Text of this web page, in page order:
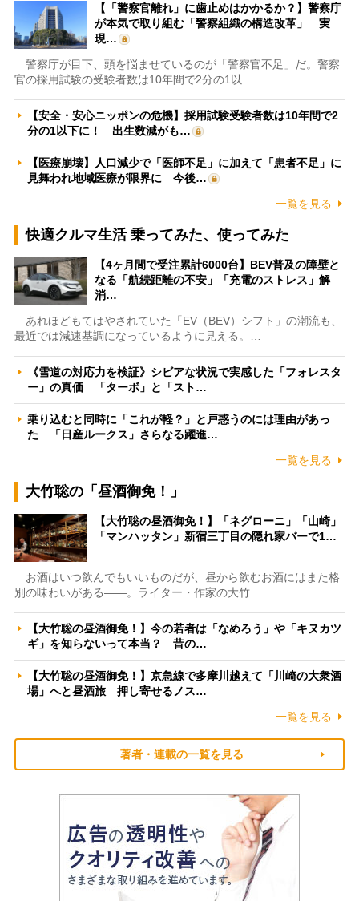
【「警察官離れ」に歯止めはかかるか？】警察庁
が本気で取り組む「警察組織の構造改革」 実
現…
警察庁が目下、頭を悩ませているのが「警察官不足」だ。警察
官の採用試験の受験者数は10年間で2分の1以…
【安全・安心ニッポンの危機】採用試験受験者数は10年間で2
分の1以下に！ 出生数減がも…
【医療崩壊】人口減少で「医師不足」に加えて「患者不足」に
見舞われ地域医療が限界に 今後…
一覧を見る
快適クルマ生活 乗ってみた、使ってみた
【4ヶ月間で受注累計6000台】BEV普及の障壁と
なる「航続距離の不安」「充電のストレス」解
消…
あれほどもてはやされていた「EV（BEV）シフト」の潮流も、
最近では減速基調になっているように見える。…
《雪道の対応力を検証》シビアな状況で実感した「フォレスタ
ー」の真価 「ターボ」と「スト…
乗り込むと同時に「これが軽？」と戸惑うのには理由があっ
た 「日産ルークス」さらなる躍進…
一覧を見る
大竹聡の「昼酒御免！」
【大竹聡の昼酒御免！】「ネグローニ」「山崎」
「マンハッタン」新宿三丁目の隠れ家バーで1…
お酒はいつ飲んでもいいものだが、昼から飲むお酒にはまた格
別の味わいがある――。ライター・作家の大竹…
【大竹聡の昼酒御免！】今の若者は「なめろう」や「キヌカツ
ギ」を知らないって本当？ 昔の…
【大竹聡の昼酒御免！】京急線で多摩川越えて「川崎の大衆酒
場」へと昼酒旅 押し寄せるノス…
一覧を見る
著者・連載の一覧を見る